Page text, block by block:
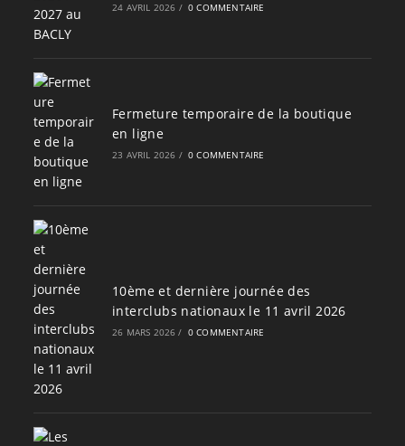
24 AVRIL 2026 / 0 COMMENTAIRE
Fermeture temporaire de la boutique
en ligne
23 AVRIL 2026 / 0 COMMENTAIRE
10ème et dernière journée des
interclubs nationaux le 11 avril 2026
26 MARS 2026 / 0 COMMENTAIRE